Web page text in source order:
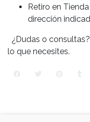
Retiro en
dirección
¿Dudas o
lo que necesites.